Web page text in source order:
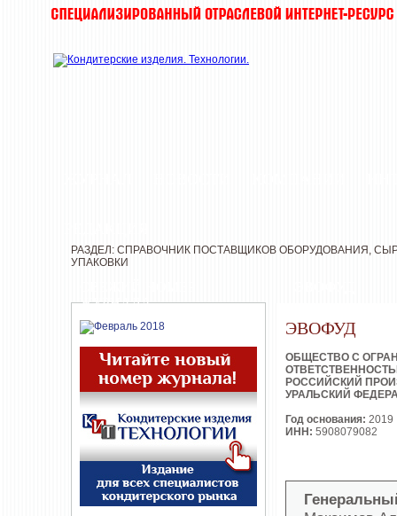
ЖУРНАЛА
РАЗДЕЛ: СПРАВОЧНИК ПОСТАВЩИКОВ ОБОРУДОВАНИЯ,
УПАКОВКИ
ЭВОФУД
ОБЩЕСТВО С
РОССИЙСКИЙ
УРАЛЬСКИЙ
Год основания: 2019
ИНН: 5908079082